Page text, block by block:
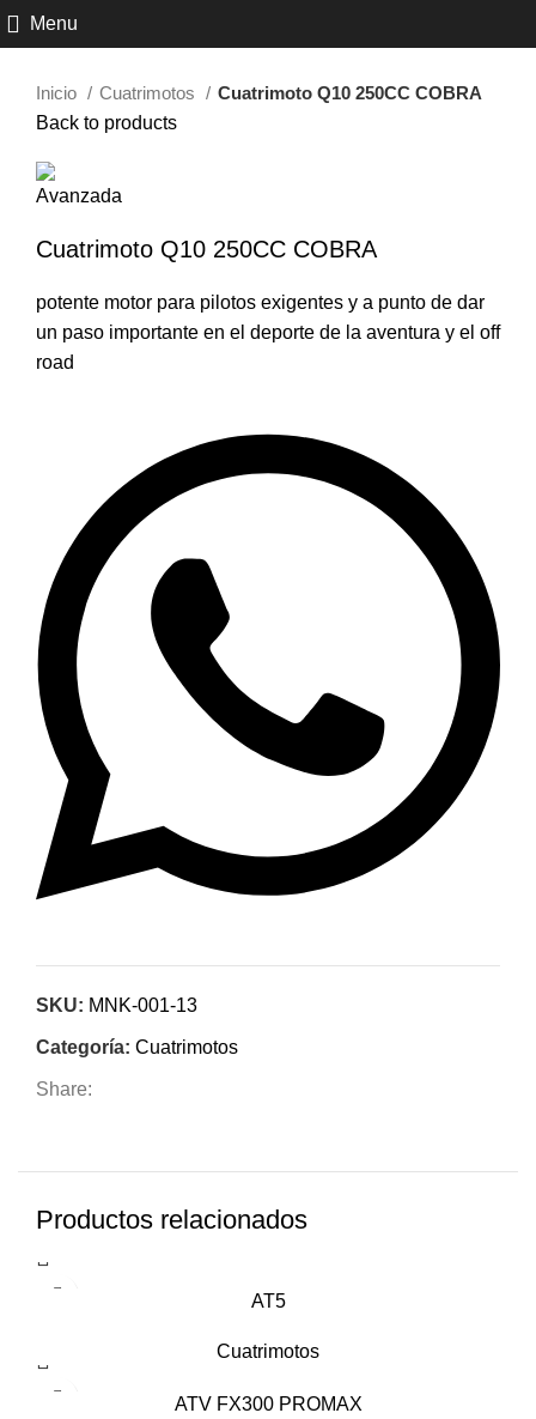
Menu
Inicio Cuatrimotos
Cuatrimoto Q10 250CC COBRA
Back to products
Cuatrimoto Q10 250CC COBRA
potente motor para pilotos exigentes y a punto de dar
un paso importante en el deporte de la aventura y el off
road
SKU: MNK-001-13
Categoría: Cuatrimotos
Share:
Productos relacionados
AT5
Cuatrimotos
ATV FX300 PROMAX